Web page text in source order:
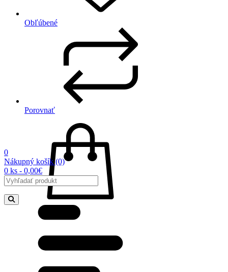
Obľúbené
Porovnať
0
Nákupný košík(0)
0 ks - 0,00€